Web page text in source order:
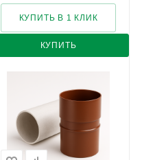
КУПИТЬ
КУПИТЬ В 1 КЛИК